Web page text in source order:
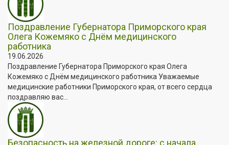
Поздравление Губернатора Приморского края
Олега Кожемяко с Днём медицинского
работника
19.06.2026
Поздравление Губернатора Приморского края Олега
Кожемяко с Днём медицинского работника Уважаемые
медицинские работники Приморского края, от всего сердца
поздравляю вас...
Безопасность на железной дороге: с начала